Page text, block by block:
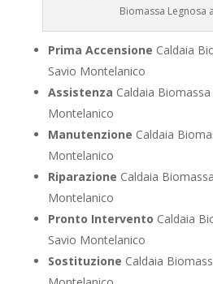
Biomassa Legnosa
Prima Accensione Caldaia
Savio Montelanico
Assistenza Caldaia
Montelanico
Manutenzione Caldaia
Montelanico
Riparazione Caldaia
Montelanico
Pronto Intervento Caldaia
Savio Montelanico
Sostituzione Caldaia